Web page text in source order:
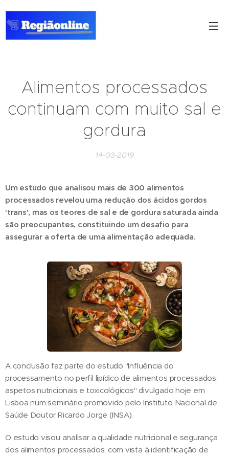
Alimentos processados
continuam com muito sal e
gordura
14-03-2019
Um estudo que analisou mais de 300 alimentos
processados revelou uma redução dos ácidos gordos
'trans', mas os teores de sal e de gordura saturada ainda
são preocupantes, constituindo um desafio para
assegurar a oferta de uma alimentação adequada.
A conclusão faz parte do estudo "Influência do
processamento no perfil lipídico de alimentos processados:
aspetos nutricionais e toxicológicos" divulgado hoje em
Lisboa num seminário promovido pelo Instituto Nacional de
Saúde Doutor Ricardo Jorge (INSA).
O estudo visou analisar a qualidade nutricional e segurança
dos alimentos processados, com vista à identificação de